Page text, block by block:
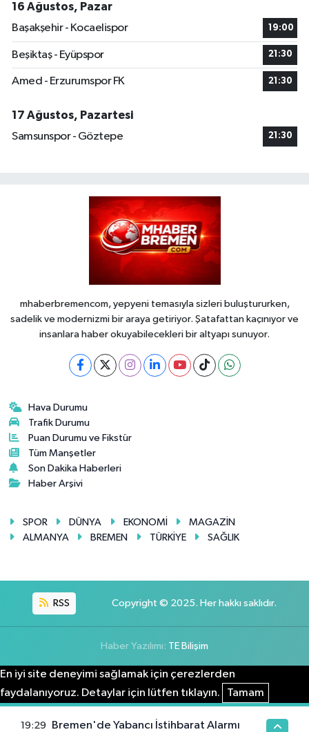
16 Ağustos, Pazar
Başakşehir - Kocaelispor
19:00
Beşiktaş - Eyüpspor 21:30
Amed - Erzurumspor FK 21:30
17 Ağustos, Pazartesi
Samsunspor - Göztepe
21:30
mhaberbremencom, yepyeni temasıyla sizleri buluştururken,
sadelik ve modernizmi bir araya getiriyor. Şatafattan kaçınıyor ve
insanlara haber okuyabilecekleri bir altyapı sunuyor.
Hava Durumu
Trafik Durumu
Puan Durumu ve Fikstür
Tüm Manşetler
Son Dakika Haberleri
Haber Arşivi
SPOR DÜNYA EKONOMİ
MAGAZİN
ALMANYA
BREMEN TÜRKİYE SAĞLIK
RSS Copyright © 2025. Her hakkı saklıdır.
Haber Yazılımı: TE Bilişim
En iyi site deneyimi sağlamak için çerezlerden
faydalanıyoruz. Detaylar için lütfen tıklayın.
Tamam
19:29 Bremen'de Yabancı İstihbarat Alarmı